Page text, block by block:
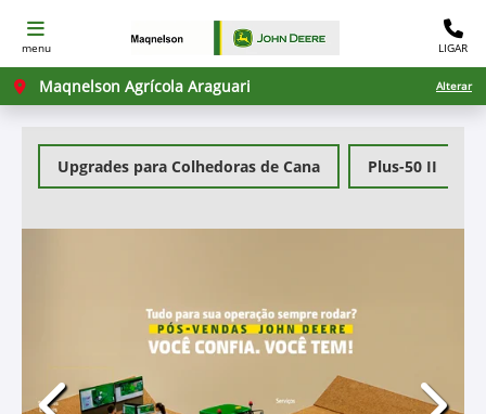
menu LIGAR
Maqnelson Agrícola Araguari Alterar
Upgrades para Colhedoras de Cana Plus-50 II